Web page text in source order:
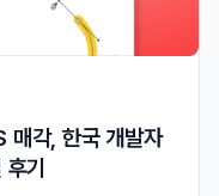
각, 한국 개발자
기